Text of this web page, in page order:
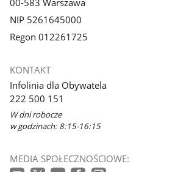
00-583 Warszawa
NIP 5261645000
Regon 012261725
KONTAKT
Infolinia dla Obywatela
222 500 151
W dni robocze
w godzinach: 8:15-16:15
MEDIA SPOŁECZNOŚCIOWE: